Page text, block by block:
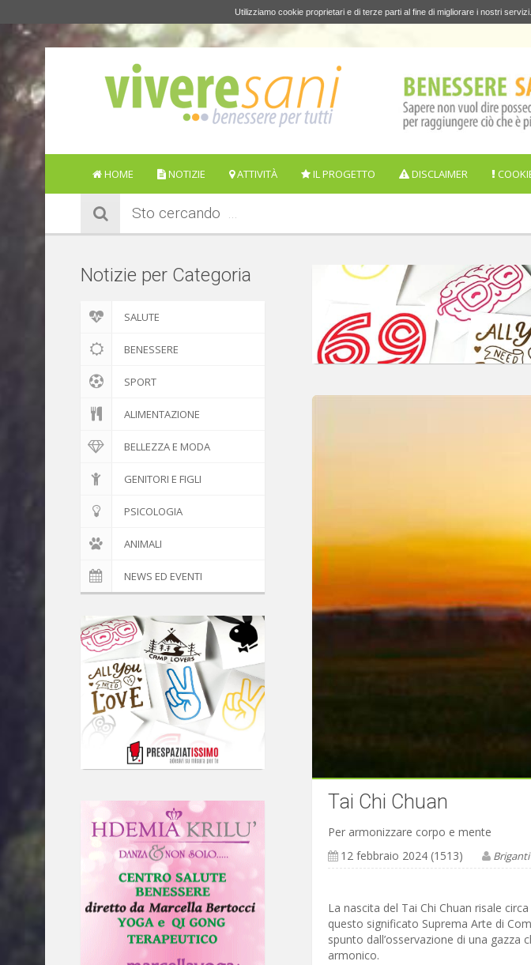
Utilizziamo cookie proprietari e di terze parti al fine di migliorare i nostri
HOME NOTIZIE ATTIVITÀ IL PROGETTO DISCLAIMER
Sto cercando
Notizie per Categoria
SALUTE
BENESSERE
SPORT
ALIMENTAZIONE
BELLEZZA E MODA
GENITORI E FIGLI
PSICOLOGIA
ANIMALI
NEWS ED EVENTI
Tai Chi Chuan
Per armonizzare corpo e mente
12 febbraio 2024 (1513)
La nascita del Tai Chi Chuan risale
questo significato Suprema Arte di
spunto dall’osservazione di una
armonico.